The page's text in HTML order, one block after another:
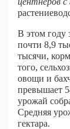
В этом году
почти 8,9
тысячи,
того,
овощи и
превышает
урожай
Средняя
гектара.